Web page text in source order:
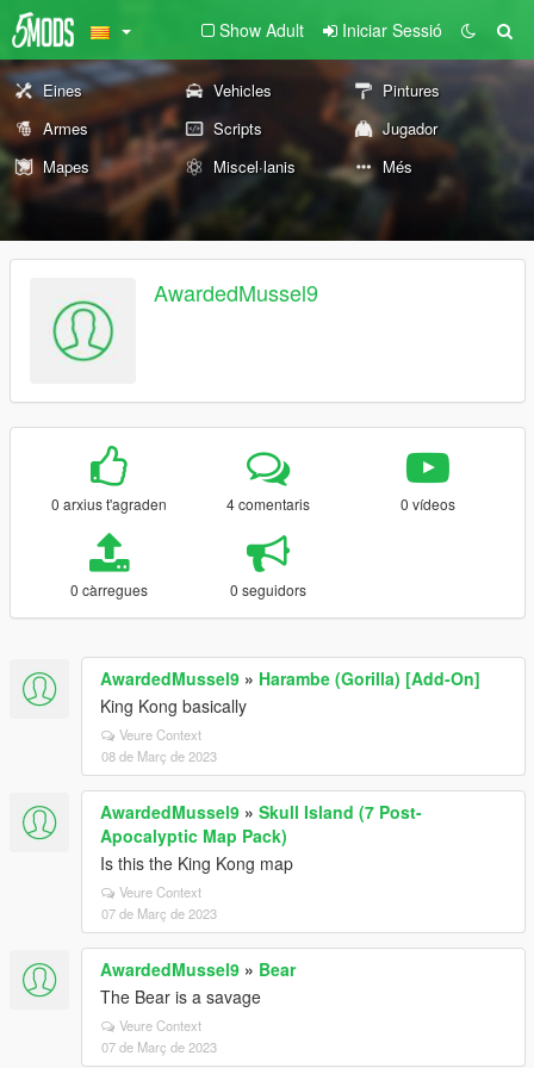
Show Adult Iniciar Sessió
Eines Vehicles
Pintures
Armes
Scripts
Jugador
Mapes
Miscel·lanis Més
AwardedMussel9
0 arxius t'agraden 4 comentaris 0 vídeos
0 càrregues 0 seguidors
AwardedMussel9 » Harambe (Gorilla) [Add-On]
King Kong basically
Veure Context
08 de Març de 2023
AwardedMussel9 » Skull Island (7 Post-
Apocalyptic Map Pack)
Is this the King Kong map
Veure Context
07 de Març de 2023
AwardedMussel9 » Bear
The Bear is a savage
Veure Context
07 de Març de 2023